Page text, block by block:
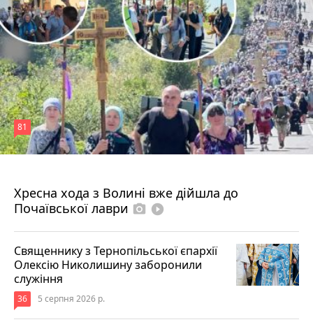
Хресна хода з Волині вже дійшла до
Почаївської лаври photo_camera play_circle_filled
81
Священнику з Тернопільської єпархії
Олексію Николишину заборонили
служіння
36 5 серпня 2026 р.